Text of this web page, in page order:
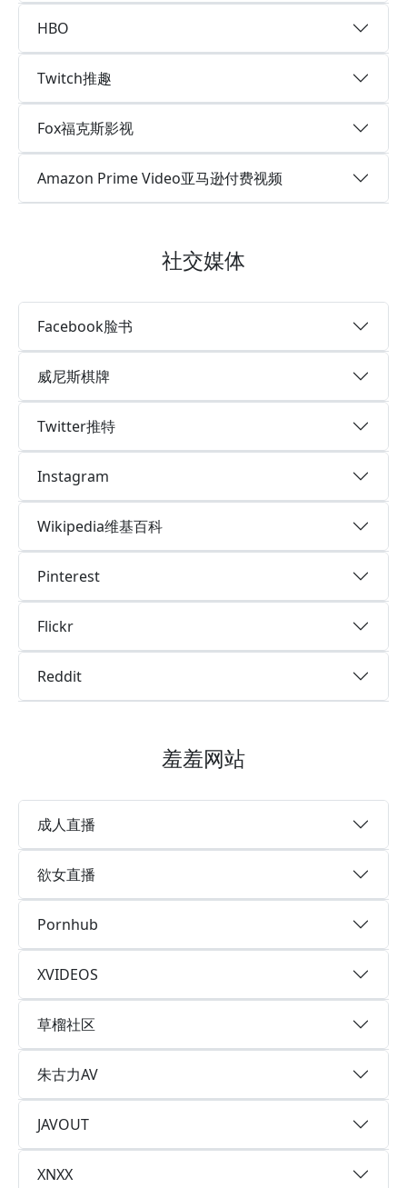
HBO
Twitch推趣
Fox福克斯影视
Amazon Prime Video亚马逊付费视频
社交媒体
Facebook脸书
威尼斯棋牌
Twitter推特
Instagram
Wikipedia维基百科
Pinterest
Flickr
Reddit
羞羞网站
成人直播
欲女直播
Pornhub
XVIDEOS
草榴社区
朱古力AV
JAVOUT
XNXX